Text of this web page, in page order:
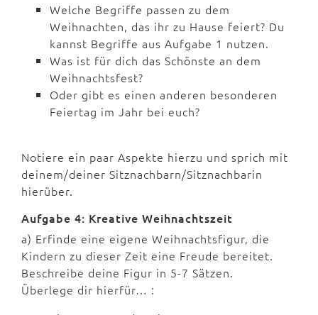
Welche Begriffe passen zu dem
Weihnachten, das ihr zu Hause feiert? Du
kannst Begriffe aus Aufgabe 1 nutzen.
Was ist für dich das Schönste an dem
Weihnachtsfest?
Oder gibt es einen anderen besonderen
Feiertag im Jahr bei euch?
Notiere ein paar Aspekte hierzu und sprich mit
deinem/deiner Sitznachbarn/Sitznachbarin
hierüber.
Aufgabe 4: Kreative Weihnachtszeit
a) Erfinde eine eigene Weihnachtsfigur, die
Kindern zu dieser Zeit eine Freude bereitet.
Beschreibe deine Figur in 5-7 Sätzen.
Überlege dir hierfür… :